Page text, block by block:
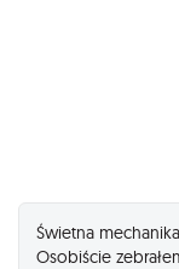
ruchu może
Mnie osobiście
jednak trzeba
pogłówkować.
"Ticket to Ride", a
przyrównać
Days of Wonder).
plusem :-)
Świetna
Osobiście